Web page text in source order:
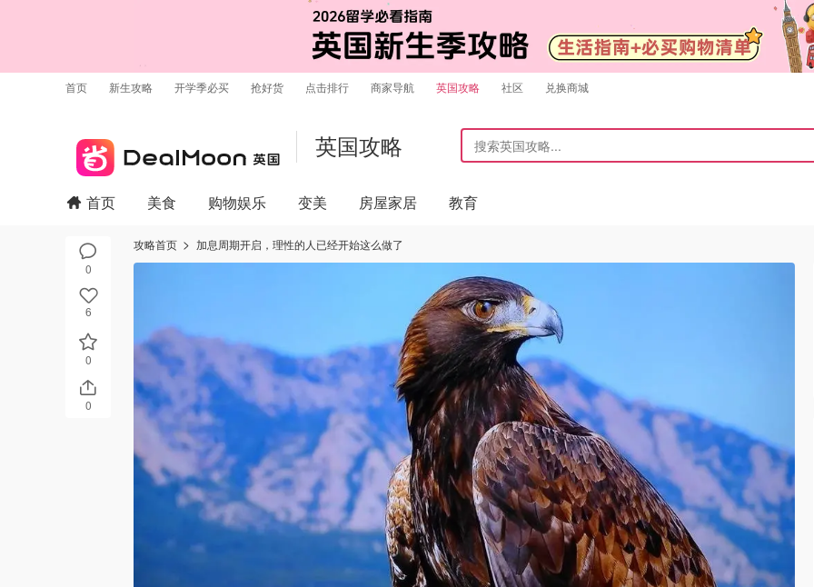
首页 新生攻略 开学季必买 抢好货 点击排行 商家导航 英国攻略 社区 兑换商城
英国攻略
0
6
0
0
首页 美食 购物娱乐 变美 房屋家居 教育
攻略首页 加息周期开启，理性的人已经开始这么做了